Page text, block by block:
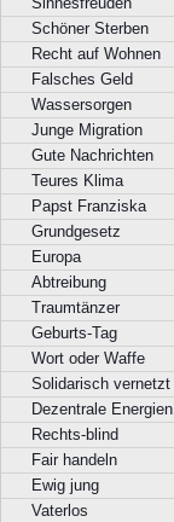
Schöner Sterben
Recht auf Wohnen
Falsches Geld
Wassersorgen
Junge Migration
Gute Nachrichten
Teures Klima
Papst Franziska
Grundgesetz
Europa
Abtreibung
Traumtänzer
Geburts-Tag
Wort oder Waffe
Solidarisch vernetzt
Dezentrale Energien
Rechts-blind
Fair handeln
Ewig jung
Vaterlos